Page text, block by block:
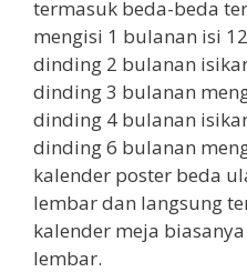
termasuk beda-beda
mengisi 1 bulanan isi
dinding 2 bulanan
dinding 3 bulanan
dinding 4 bulanan
dinding 6 bulanan
kalender poster beda
lembar dan langsung
kalender meja
lembar.